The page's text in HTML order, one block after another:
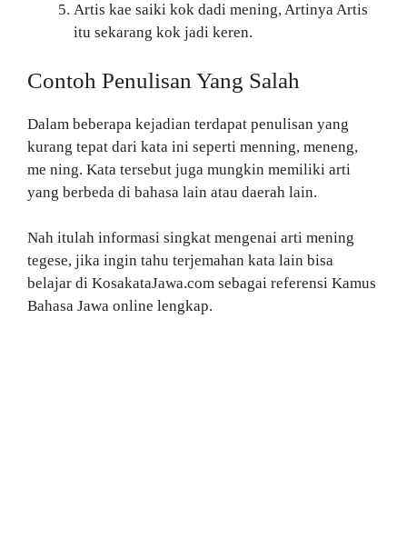
Artis kae saiki kok dadi mening, Artinya Artis
itu sekarang kok jadi keren.
Contoh Penulisan Yang Salah
Dalam beberapa kejadian terdapat penulisan yang
kurang tepat dari kata ini seperti menning, meneng,
me ning. Kata tersebut juga mungkin memiliki arti
yang berbeda di bahasa lain atau daerah lain.
Nah itulah informasi singkat mengenai arti mening
tegese, jika ingin tahu terjemahan kata lain bisa
belajar di KosakataJawa.com sebagai referensi Kamus
Bahasa Jawa online lengkap.